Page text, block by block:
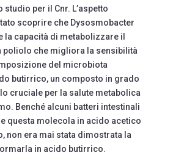
per il Cnr. L’aspetto
scoprire che Dysosmobacter
la capacità di metabolizzare il
che migliora la sensibilità
del microbiota
butirrico, un composto in grado
cruciale per la salute metabolica
Benché alcuni batteri intestinali
questa molecola in acido acetico
non era mai stata dimostrata la
in acido butirrico.